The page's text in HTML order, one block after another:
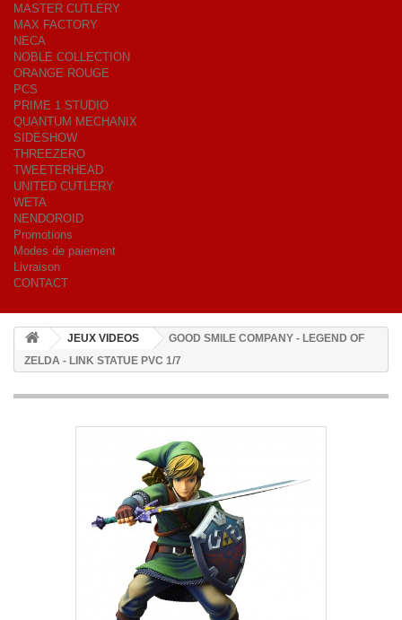
MASTER CUTLERY
MAX FACTORY
NECA
NOBLE COLLECTION
ORANGE ROUGE
PCS
PRIME 1 STUDIO
QUANTUM MECHANIX
SIDESHOW
THREEZERO
TWEETERHEAD
UNITED CUTLERY
WETA
NENDOROID
Promotions
Modes de paiement
Livraison
CONTACT
JEUX VIDEOS
GOOD SMILE COMPANY - LEGEND OF
ZELDA - LINK STATUE PVC 1/7